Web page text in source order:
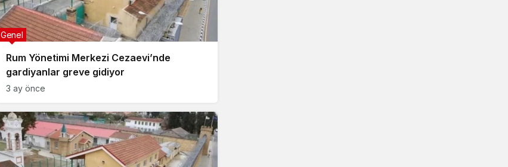
Rum Yönetimi Merkezi Cezaevi’nde
gardiyanlar greve gidiyor
Genel
3 ay önce